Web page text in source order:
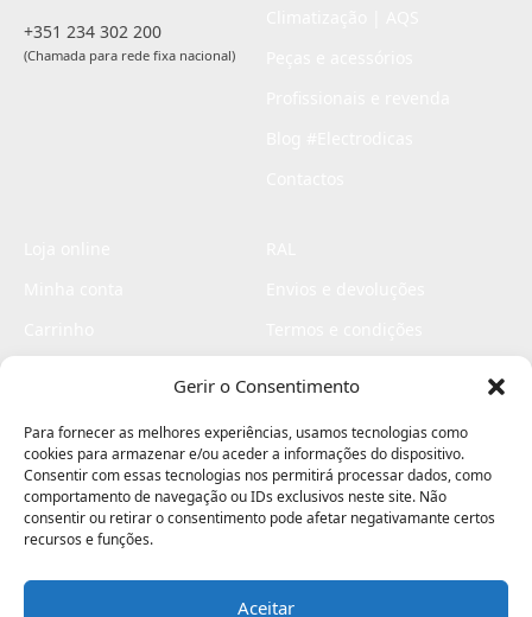
Gerir o Consentimento
Para fornecer as melhores experiências, usamos tecnologias como
cookies para armazenar e/ou aceder a informações do dispositivo.
Consentir com essas tecnologias nos permitirá processar dados, como
comportamento de navegação ou IDs exclusivos neste site. Não
consentir ou retirar o consentimento pode afetar negativamante certos
recursos e funções.
Aceitar
+351 234 302 200
(Chamada para rede fixa nacional)
Livro de elogios